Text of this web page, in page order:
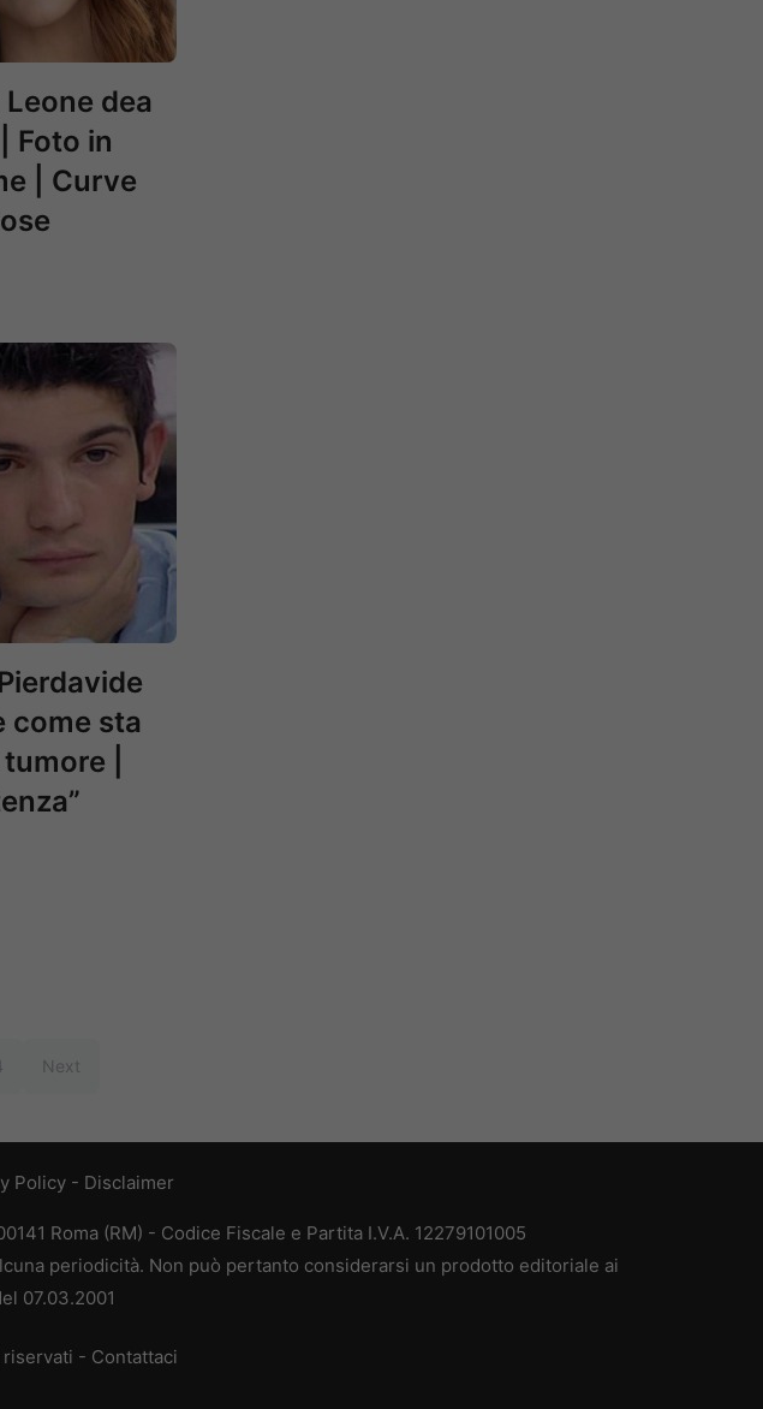
dea
Foto in
| Curve
come sta
|
Next
Policy - Disclaimer
Roma (RM) - Codice Fiscale e Partita I.V.A. 12279101005
periodicità. Non può pertanto considerarsi un prodotto editoriale ai
07.03.2001
- Contattaci